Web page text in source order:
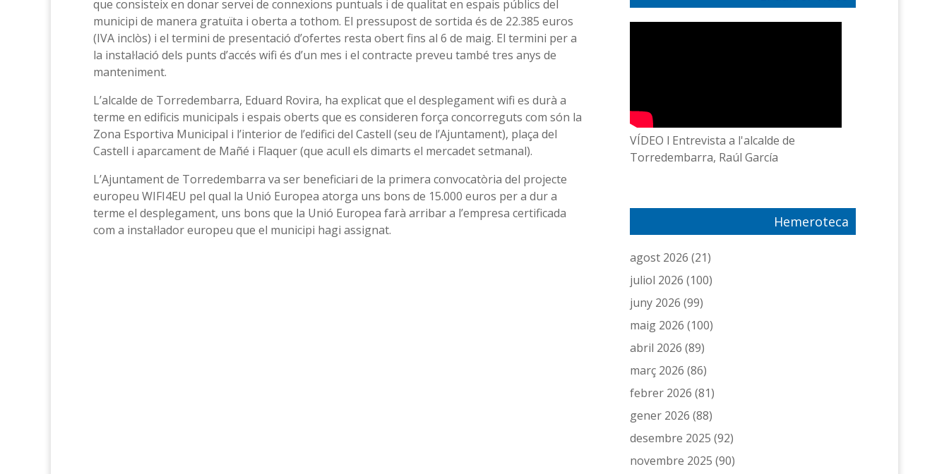
que consisteix en donar servei de connexions puntuals i de qualitat en espais públics del
municipi de manera gratuïta i oberta a tothom. El pressupost de sortida és de 22.385 euros
(IVA inclòs) i el termini de presentació d’ofertes resta obert fins al 6 de maig. El termini per a
la instal·lació dels punts d’accés wifi és d’un mes i el contracte preveu també tres anys de
manteniment.
L’alcalde de Torredembarra, Eduard Rovira, ha explicat que el desplegament wifi es durà a
terme en edificis municipals i espais oberts que es consideren força concorreguts com són la
Zona Esportiva Municipal i l’interior de l’edifici del Castell (seu de l’Ajuntament), plaça del
Castell i aparcament de Mañé i Flaquer (que acull els dimarts el mercadet setmanal).
L’Ajuntament de Torredembarra va ser beneficiari de la primera convocatòria del projecte
europeu WIFI4EU pel qual la Unió Europea atorga uns bons de 15.000 euros per a dur a
terme el desplegament, uns bons que la Unió Europea farà arribar a l’empresa certificada
com a instal·lador europeu que el municipi hagi assignat.
VÍDEO l Entrevista a l'alcalde de
Torredembarra, Raúl García
Hemeroteca
agost 2026 (21)
juliol 2026 (100)
juny 2026 (99)
maig 2026 (100)
abril 2026 (89)
març 2026 (86)
febrer 2026 (81)
gener 2026 (88)
desembre 2025 (92)
novembre 2025 (90)